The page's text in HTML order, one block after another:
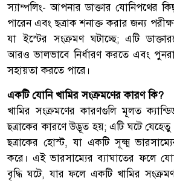
স্যাম্পলিং- আপনার ডাক্তার যোনিপথের
পারেন এবং ছত্রাক শনাক্ত করার জন্য
যা ইস্টের সংক্রমণ ঘটাচ্ছে; এটি
আরও ভালভাবে নির্ধারণ করতে এবং
সহায়তা করতে পারে।
একটি যোনি খামির সংক্রমণের কারণ কি?
খামির সংক্রমণের কারণগুলি মূলত
ছত্রাকের কারণে উদ্ভূত হয়; এটি ঘটে
ছত্রাকের হোস্ট, যা একটি সূক্ষ্ম
করে। এই ভারসাম্যের ব্যাঘাতের ফলে
বৃদ্ধি ঘটে, যার ফলে একটি খামির